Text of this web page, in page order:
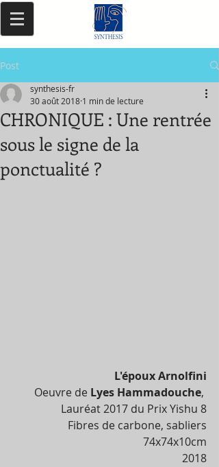
Post
CHRONIQUE : Une rentrée
sous le signe de la
ponctualité ?
synthesis-fr
30 août 2018 1 min de lecture
L'époux Arnolfini
Oeuvre de Lyes Hammadouche,
Lauréat 2017 du Prix Yishu 8
Fibres de carbone, sabliers
74x74x10cm
2018